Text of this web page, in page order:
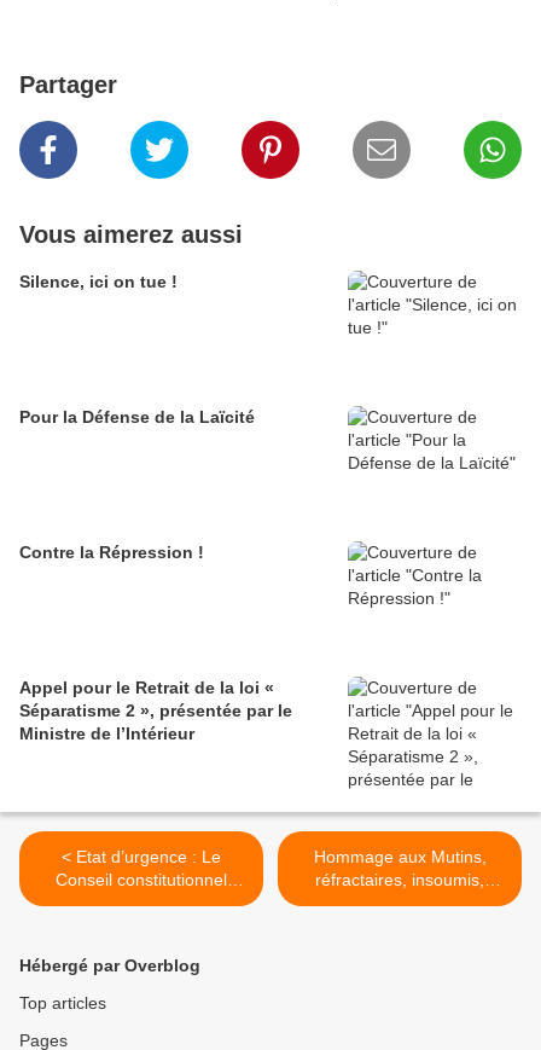
Partager
Vous aimerez aussi
Silence, ici on tue !
Pour la Défense de la Laïcité
Contre la Répression !
Appel pour le Retrait de la loi «
Séparatisme 2 », présentée par le
Ministre de l’Intérieur
< Etat d’urgence : Le
Conseil constitutionnel
introduit un caillou dans le
Hommage aux Mutins,
réfractaires, insoumis,
Fusillés pour l’exemple . >
Hébergé par Overblog
Top articles
Pages